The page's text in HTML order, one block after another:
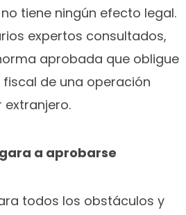
no tiene ningún efecto legal.
expertos consultados,
aprobada que obligue
de una operación
extranjero.
a aprobarse
todos los obstáculos y